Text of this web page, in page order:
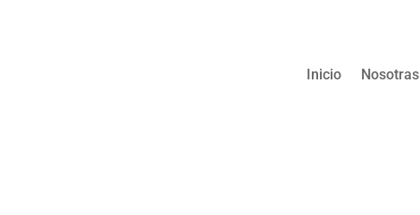
Inicio Nosotras